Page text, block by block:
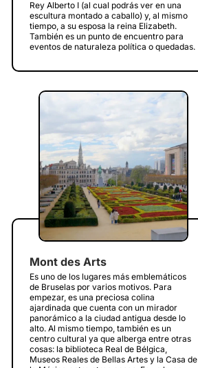
Rey Alberto I (al cual podrás ver en una
escultura montado a caballo) y, al mismo
tiempo, a su esposa la reina Elizabeth.
También es un punto de encuentro para
eventos de naturaleza política o quedadas.
Mont des Arts
Es uno de los lugares más emblemáticos
de Bruselas por varios motivos. Para
empezar, es una preciosa colina
ajardinada que cuenta con un mirador
panorámico a la ciudad antigua desde lo
alto. Al mismo tiempo, también es un
centro cultural ya que alberga entre otras
cosas: la biblioteca Real de Bélgica,
Museos Reales de Bellas Artes y la Casa de